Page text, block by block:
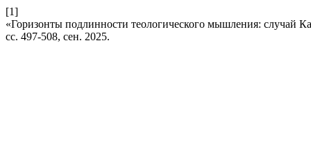
[1]
«Горизонты подлинности теологического мышления: случай
сс. 497-508, сен. 2025.